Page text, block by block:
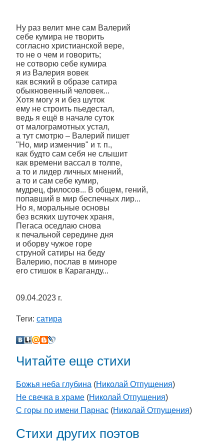
Ну раз велит мне сам Валерий
себе кумира не творить
согласно христианской вере,
то не о чем и говорить;
не сотворю себе кумира
я из Валерия вовек
как всякий в образе сатира
обыкновенный человек...
Хотя могу я и без шуток
ему не строить пьедестал,
ведь я ещё в начале суток
от малограмотных устал,
а тут смотрю – Валерий пишет
"Но, мир изменчив" и т. п.,
как будто сам себя не слышит
как времени вассал в толпе,
а то и лидер личных мнений,
а то и сам себе кумир,
мудрец, филосов... В общем, гений,
попавший в мир беспечных лир...
Но я, моральные основы
без всяких шуточек храня,
Пегаса оседлаю снова
к печальной середине дня
и оборву чужое горе
струной сатиры на беду
Валерию, послав в миноре
его стишок в Караганду...
09.04.2023 г.
Теги: сатира
Читайте еще стихи
Божья неба глубина (Николай Отпущения)
Не свечка в храме (Николай Отпущения)
С горы по имени Парнас (Николай Отпущения)
Стихи других поэтов